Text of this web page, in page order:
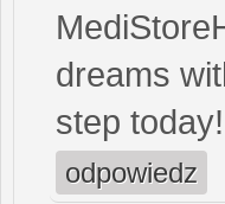
dreams
step today!
odpowiedz